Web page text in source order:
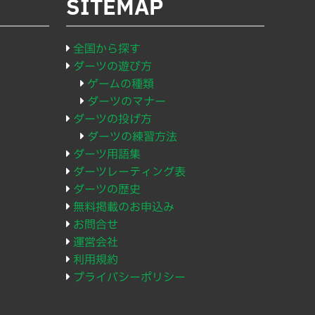
SITEMAP
全国から探す
ダーツの遊び方
ゲームの種類
ダーツのマナー
ダーツの投げ方
ダーツの練習方法
ダーツ用語集
ダーツレーティング表
ダーツの歴史
無料掲載のお申込み
お問合せ
運営会社
利用規約
プライバシーポリシー